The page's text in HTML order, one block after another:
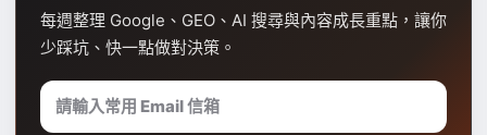
每週整理 Google、GEO、AI 搜尋與內容成長重點，讓你
少踩坑、快一點做對決策。
請輸入常用 Email 信箱